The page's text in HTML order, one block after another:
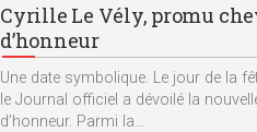
Cyrille Le Vély, promu
d’honneur
Une date symbolique. Le jour de la
le Journal officiel a dévoilé la
d’honneur. Parmi la...